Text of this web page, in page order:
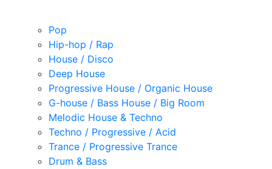
Pop
Hip-hop / Rap
House / Disco
Deep House
Progressive House / Organic House
G-house / Bass House / Big Room
Melodic House & Techno
Techno / Progressive / Acid
Trance / Progressive Trance
Drum & Bass